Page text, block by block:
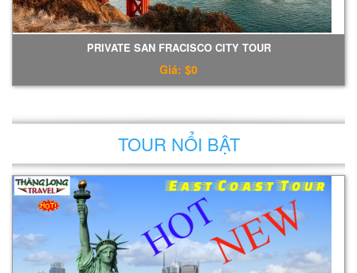
PRIVATE SAN FRACISCO CITY TOUR
Giá: $0
TOUR NỔI BẬT